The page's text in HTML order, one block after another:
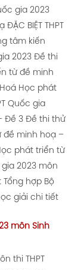
gia 2023
BIỆT THPT
tâm kiến
2023 Đề thi
từ đề minh
Học phát
Quốc gia
Đề 3 Đề thi thử
đề minh hoạ –
phát triển từ
gia 2023 môn
Tổng hợp Bộ
giải chi tiết
môn Sinh
thi THPT